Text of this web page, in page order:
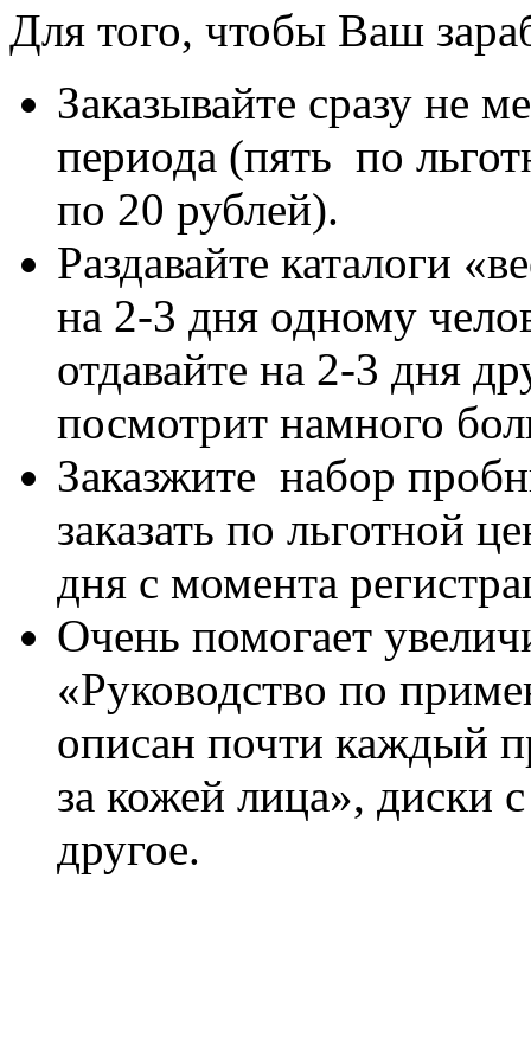
Для того, чтобы Ваш
Заказывайте сразу не
периода (пять по
по 20 рублей).
Раздавайте каталоги
на 2-3 дня одному
отдавайте на 2-3 дня
посмотрит намного
Заказжите набор
заказать по льготной
дня с момента
Очень помогает
«Руководство по
описан почти каждый
за кожей лица», диски
другое.